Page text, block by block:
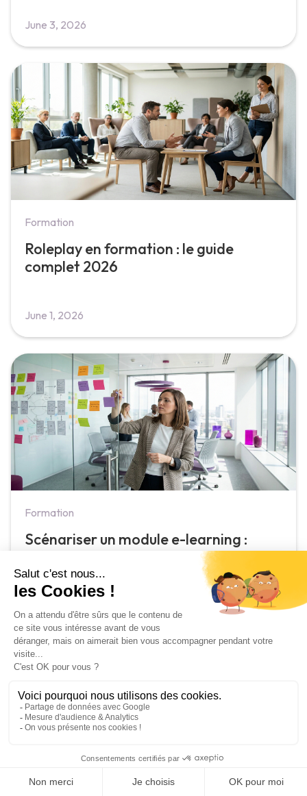
June 3, 2026
Formation
Roleplay en formation : le guide
complet 2026
June 1, 2026
Formation
Scénariser un module e-learning :